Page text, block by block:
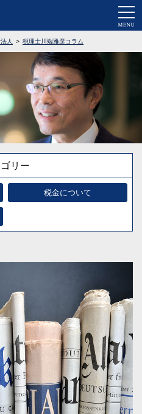
阪で税務調査に強い税理士な
人 税理士川端雅彦コラム
リー
税金について